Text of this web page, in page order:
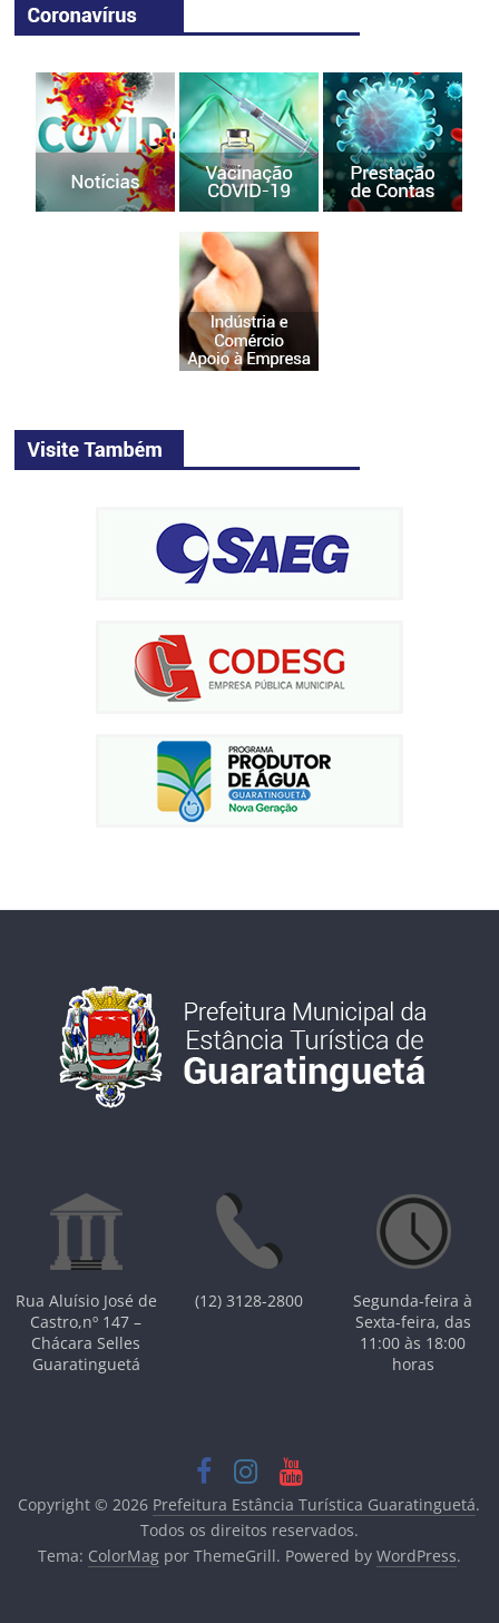
Rua Aluísio José de
Castro,nº 147 –
Chácara Selles
Guaratinguetá
(12) 3128-2800
Segunda-feira à
Sexta-feira, das
11:00 às 18:00
horas
Copyright © 2026 Prefeitura Estância Turística Guaratinguetá.
Todos os direitos reservados.
Tema: ColorMagpor ThemeGrill. Powered by WordPress.